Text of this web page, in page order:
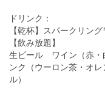
ドリンク：
【乾杯】スパークリン
【飲み放題】
生ビール ワイン（赤
ンク（ウーロン茶・オ
ル）